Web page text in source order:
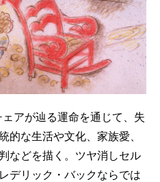
アが辿る運命を通じて、失
的な生活や文化、家族愛、
などを描く。ツヤ消しセル
デリック・バックならでは